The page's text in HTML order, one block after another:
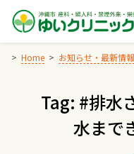
Skip
content
Home お知らせ・最新情報
Tag: #排水
水まで